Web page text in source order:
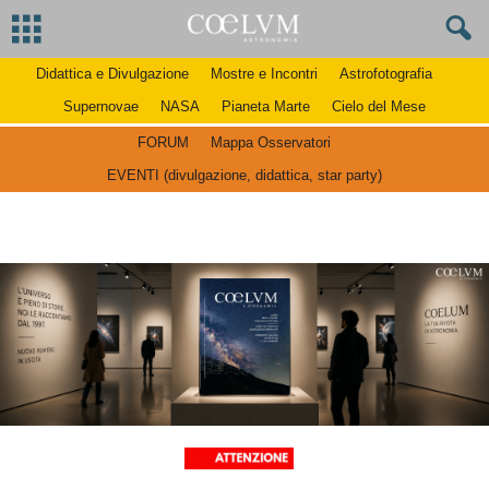
Didattica e Divulgazione Mostre e Incontri
Astrofotografia
Supernovae
NASA Pianeta Marte Cielo del Mese
FORUM
Mappa Osservatori
EVENTI (divulgazione, didattica, star party)